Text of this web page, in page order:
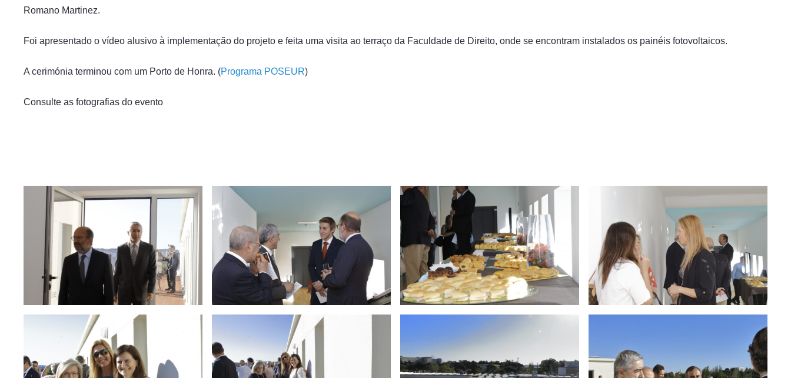
Romano Martinez.
Foi apresentado o vídeo alusivo à implementação do projeto e feita uma visita ao terraço da Faculdade de Direito, onde se encontram instalados os painéis fotovoltaicos.
A cerimónia terminou com um Porto de Honra. (Programa POSEUR)
Consulte as fotografias do evento